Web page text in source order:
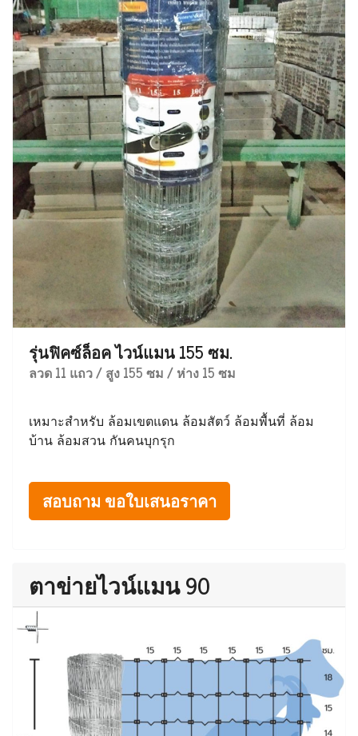
รุ่นฟิคซ์ล็อค ไวน์แมน 155 ซม.
ลวด 11 แถว / สูง 155 ซม / ห่าง 15 ซม
เหมาะสำหรับ ล้อมเขตแดน ล้อมสัตว์ ล้อมพื้นที่ ล้อม
บ้าน ล้อมสวน กันคนบุกรุก
สอบถาม ขอใบเสนอราคา
ตาข่ายไวน์แมน 90